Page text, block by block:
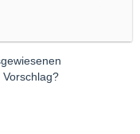
Raffinerien, die
liefern.
Stickstoffdünger